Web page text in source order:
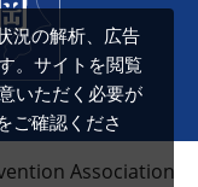
Association
況の解析、広告
。サイトを閲覧
いただく必要が
ご確認くださ